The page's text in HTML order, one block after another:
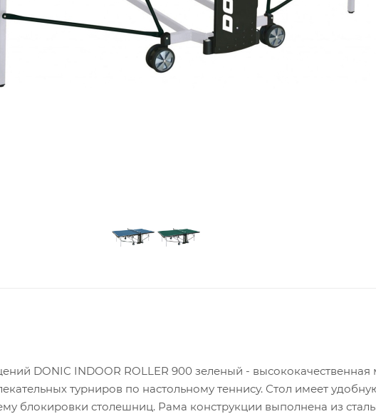
DONIC INDOOR ROLLER 900 зеленый - высококачественная
турниров по настольному теннису. Стол имеет
блокировки столешниц. Рама конструкции выполнена из